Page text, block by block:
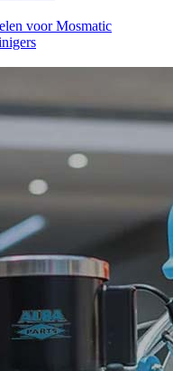
voor Mosmatic